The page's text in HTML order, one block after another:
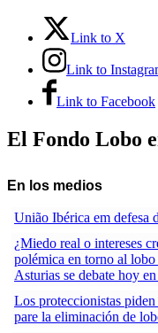
Link to X
Link to
Link to Facebook
El Fondo Lobo
En los medios
União Ibérica em defesa
¿Miedo real o intereses
polémica en torno al
Asturias se debate hoy
Los proteccionistas
pare la eliminación de